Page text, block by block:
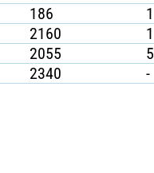
186 1
2160 1
2055 5
2340 -